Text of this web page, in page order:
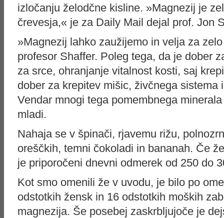
izločanju želodčne kisline. »Magnezij je
črevesja,« je za Daily Mail dejal prof. Jon
»Magnezij lahko zaužijemo in velja za
profesor Shaffer. Poleg tega, da je dober
za srce, ohranjanje vitalnost kosti, saj
dober za krepitev mišic, živčnega sistema
Vendar mnogi tega pomembnega
mladi.
Nahaja se v špinači, rjavemu rižu,
oreščkih, temni čokoladi in bananah. Če
je priporočeni dnevni odmerek od 250 do
Kot smo omenili že v uvodu, je bilo po
odstotkih žensk in 16 odstotkih moških
magnezija. Še posebej zaskrbljujoče je